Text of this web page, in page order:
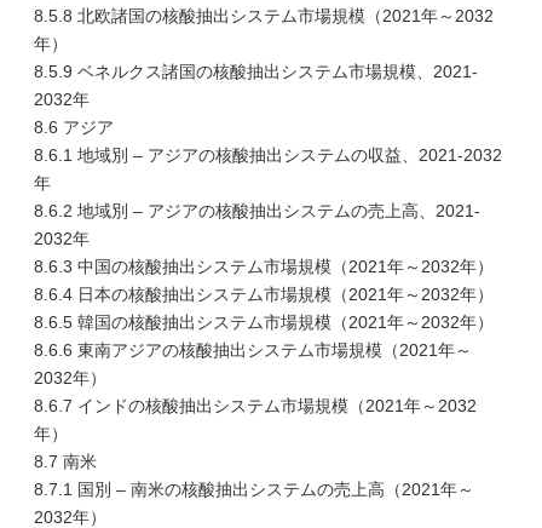
8.5.8 北欧諸国の核酸抽出システム市場規模（2021年～2032
年）
8.5.9 ベネルクス諸国の核酸抽出システム市場規模、2021-
2032年
8.6 アジア
8.6.1 地域別 – アジアの核酸抽出システムの収益、2021-2032
年
8.6.2 地域別 – アジアの核酸抽出システムの売上高、2021-
2032年
8.6.3 中国の核酸抽出システム市場規模（2021年～2032年）
8.6.4 日本の核酸抽出システム市場規模（2021年～2032年）
8.6.5 韓国の核酸抽出システム市場規模（2021年～2032年）
8.6.6 東南アジアの核酸抽出システム市場規模（2021年～
2032年）
8.6.7 インドの核酸抽出システム市場規模（2021年～2032
年）
8.7 南米
8.7.1 国別 – 南米の核酸抽出システムの売上高（2021年～
2032年）